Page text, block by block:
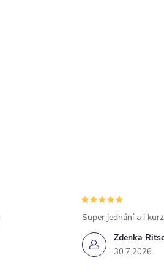
Zdenka
30.7.2026
Super jednání a i